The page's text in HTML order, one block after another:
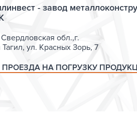
- завод
обл.,г.
ул. Красных Зорь, 7
НА ПОГРУЗКУ